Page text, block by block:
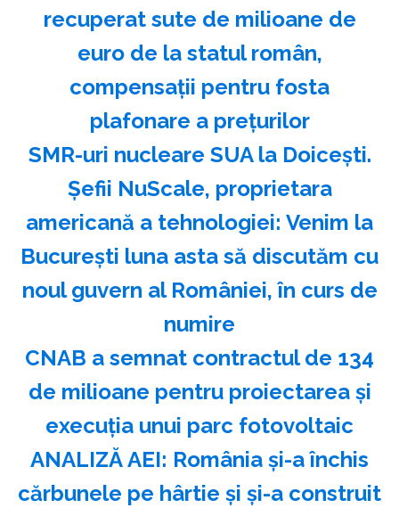
recuperat sute de milioane de
euro de la statul român,
compensații pentru fosta
plafonare a prețurilor
SMR-uri nucleare SUA la Doicești.
Șefii NuScale, proprietara
americană a tehnologiei: Venim la
București luna asta să discutăm cu
noul guvern al României, în curs de
numire
CNAB a semnat contractul de 134
de milioane pentru proiectarea şi
execuţia unui parc fotovoltaic
ANALIZĂ AEI: România şi-a închis
cărbunele pe hârtie şi şi-a construit